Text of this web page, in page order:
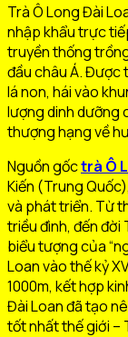
Trà Ô Long Đài
nhập khẩu trực
truyền thống
đầu châu Á. Được
lá non, hái vào
lượng dinh dưỡng
thượng hạng về
Nguồn gốctrà Ô
Kiến (Trung
và phát triển. Từ
triều đình, đến đời
biểu tượng của
Loan vào thế kỷ
1000m, kết hợp
Đài Loan đã tạo
tốt nhất thế giới –